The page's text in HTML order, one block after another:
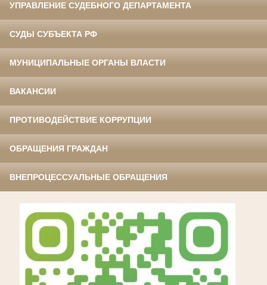
УПРАВЛЕНИЕ СУДЕБНОГО ДЕПАРТАМЕНТА
СУДЫ СУБЪЕКТА РФ
МУНИЦИПАЛЬНЫЕ ОРГАНЫ ВЛАСТИ
ВАКАНСИИ
ПРОТИВОДЕЙСТВИЕ КОРРУПЦИИ
ОБРАЩЕНИЯ ГРАЖДАН
ВНЕПРОЦЕССУАЛЬНЫЕ ОБРАЩЕНИЯ